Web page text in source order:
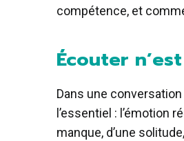
compétence, et
Écouter
Dans une
l’essentiel : l’émotion
manque, d’une